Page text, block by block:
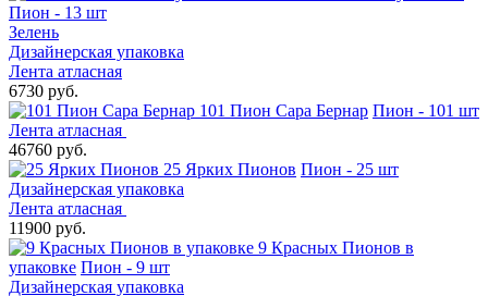
Пион - 13 шт
Зелень
Дизайнерская упаковка
Лента атласная
6730 руб.
101 Пион Сара Бернар Пион - 101 шт
Лента атласная
46760 руб.
25 Ярких Пионов Пион - 25 шт
Дизайнерская упаковка
Лента атласная
11900 руб.
9 Красных Пионов в
упаковке Пион - 9 шт
Дизайнерская упаковка